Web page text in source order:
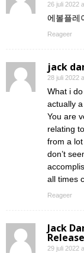
26 juli 2022
에볼플레
Reageer
jack
28 juli 2022
What i
actually
You are
relating
from a
don’t
all times
Reageer
Jack
29 juli 2022